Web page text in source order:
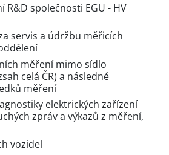
R&D společnosti EGU - HV
servis a údržbu měřicích
měření mimo sídlo
celá ČR) a následné
měření
elektrických zařízení
zpráv a výkazů z měření,
vozidel